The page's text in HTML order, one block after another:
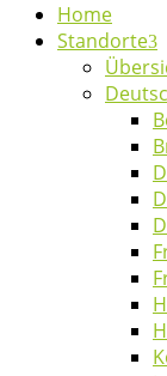
Home
Standorte